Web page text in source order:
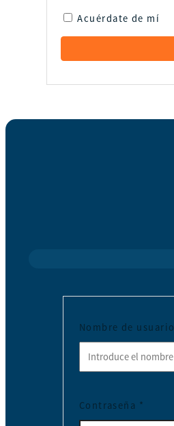
Acuérdate de mí
Nombre de usuario
Contraseña *